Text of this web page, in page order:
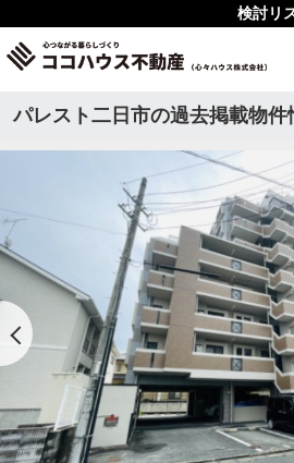
検討リ
パレスト二日市の過去掲載物件